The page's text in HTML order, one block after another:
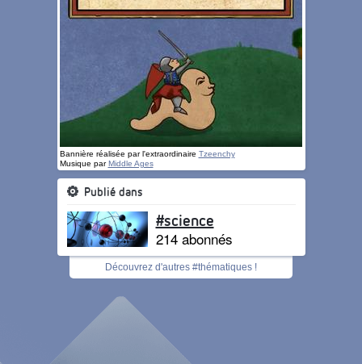
Bannière réalisée par l'extraordinaire Tzeenchy
Musique parMiddle Ages
Publié dans
#science
214 abonnés
Découvrez d'autres #thématiques !